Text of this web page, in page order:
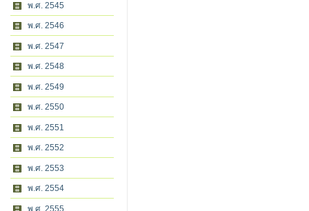
พ.ศ. 2545
พ.ศ. 2546
พ.ศ. 2547
พ.ศ. 2548
พ.ศ. 2549
พ.ศ. 2550
พ.ศ. 2551
พ.ศ. 2552
พ.ศ. 2553
พ.ศ. 2554
พ.ศ. 2555